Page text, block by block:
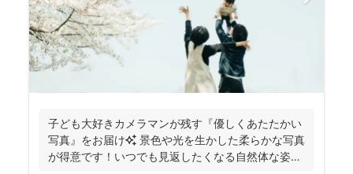
子ども大好きカメラマンが残す『優しくあたたかい
写真』をお届け✨ 景色や光を生かした柔らかな写真
が得意です！いつでも見返したくなる自然体な姿を